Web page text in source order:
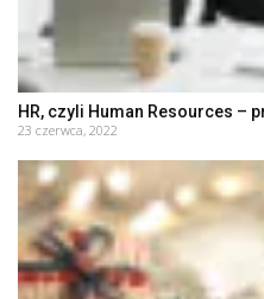
HR, czyli Human Resources –
23 czerwca, 2022